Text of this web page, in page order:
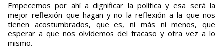
Empecemos por ahí a dignificar la política y esa será la
mejor reflexión que hagan y no la reflexión a la que nos
tienen acostumbrados, que es, ni más ni menos, que
esperar a que nos olvidemos del fracaso y otra vez a lo
mismo.